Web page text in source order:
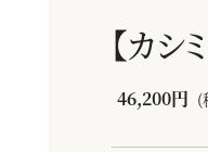
【カシ
46,200円 (